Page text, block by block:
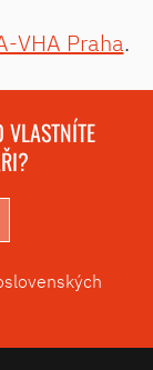
VHA Praha.
VLASTNÍTE